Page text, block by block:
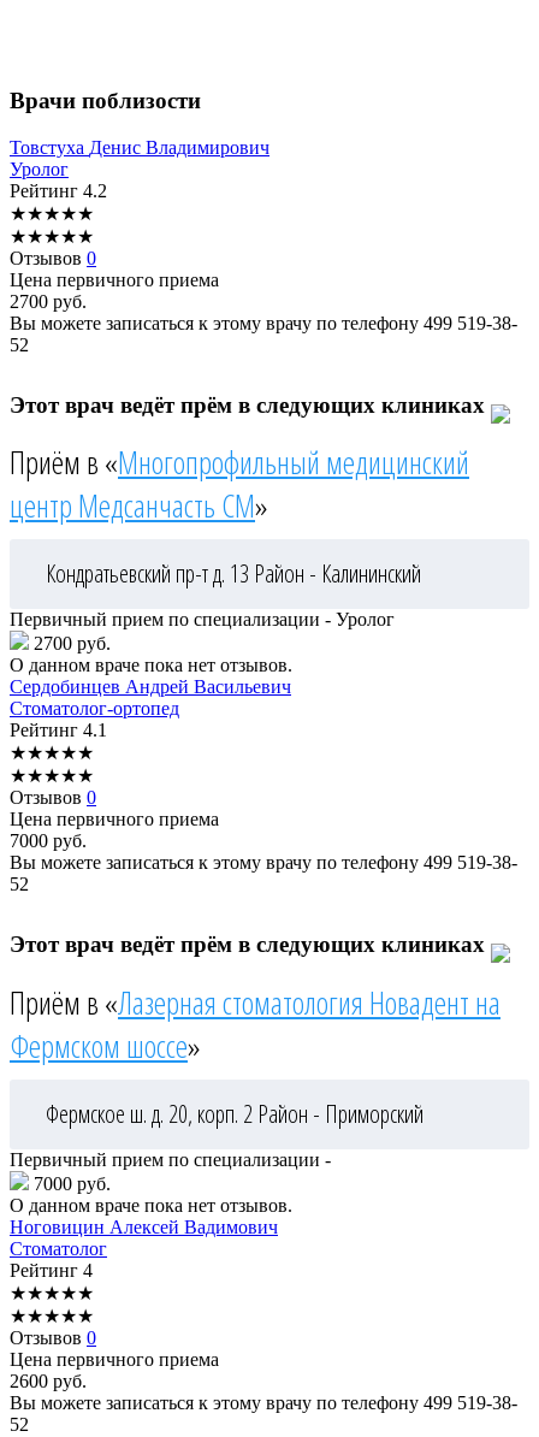
Врачи поблизости
Товстуха Денис Владимирович
Уролог
Рейтинг 4.2
★★★★★
★★★★★
Отзывов 0
Цена первичного приема
2700 руб.
Вы можете записаться к этому врачу по телефону 499 519-38-
52
Этот врач ведёт прём в следующих клиниках
Приём в «Многопрофильный медицинский
центр Медсанчасть СМ»
Кондратьевский пр-т д. 13 Район - Калининский
Первичный прием по специализации - Уролог
2700 руб.
О данном враче пока нет отзывов.
Сердобинцев Андрей Васильевич
Стоматолог-ортопед
Рейтинг 4.1
★★★★★
★★★★★
Отзывов 0
Цена первичного приема
7000 руб.
Вы можете записаться к этому врачу по телефону 499 519-38-
52
Этот врач ведёт прём в следующих клиниках
Приём в «Лазерная стоматология Новадент на
Фермском шоссе»
Фермское ш. д. 20, корп. 2 Район - Приморский
Первичный прием по специализации -
7000 руб.
О данном враче пока нет отзывов.
Ноговицин Алексей Вадимович
Стоматолог
Рейтинг 4
★★★★★
★★★★★
Отзывов 0
Цена первичного приема
2600 руб.
Вы можете записаться к этому врачу по телефону 499 519-38-
52